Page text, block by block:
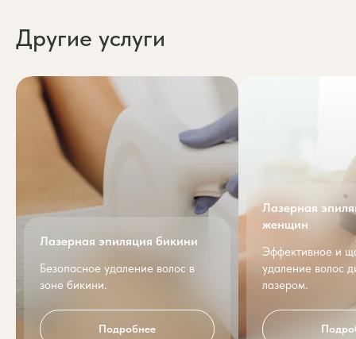
Другие услуги
Лазерная эпиляция бикини
Безопасное удаление волос в
зоне бикини.
Подробнее
Лазерная
женщин
Эффективное и
удаление волос
лазером.